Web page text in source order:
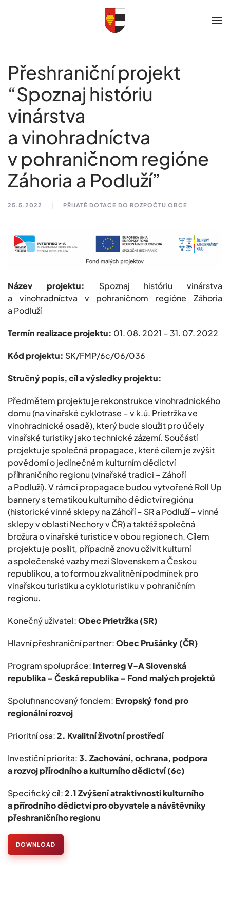
Přeshraniční projekt
“Spoznaj históriu
vinárstva
a vinohradníctva
v pohraničnom regióne
Záhoria a Podluží”
25.5.2022 PŘIJATÉ DOTACE DO ROZPOČTU OBCE
Název projektu: Spoznaj históriu vinárstva
a vinohradníctva v pohraničnom regióne Záhoria
a Podluží
Termín realizace projektu: 01. 08. 2021 – 31. 07. 2022
Kód projektu: SK/FMP/6c/06/036
Stručný popis, cíl a výsledky projektu:
Předmětem projektu je rekonstrukce vinohradnického
domu (na vinařské cyklotrase – v k.ú. Prietržka ve
vinohradnické osadě), který bude sloužit pro účely
vinařské turistiky jako technické zázemí. Součástí
projektu je společná propagace, které cílem je zvýšit
povědomí o jedinečném kulturním dědictví
příhraničního regionu (vinařské tradici – Záhoří
a Podluží). V rámci propagace budou vytvořené Roll Up
bannery s tematikou kulturního dědictví regiónu
(historické vinné sklepy na Záhoří – SR a Podluží – vinné
sklepy v oblasti Nechory v ČR) a taktéž společná
brožura o vinařské turistice v obou regionech. Cílem
projektu je posílit, případně znovu oživit kulturní
a společenské vazby mezi Slovenskem a Českou
republikou, a to formou zkvalitnění podmínek pro
vinařskou turistiku a cykloturistiku v pohraničním
regionu.
Konečný uživatel:Obec Prietržka (SR)
Hlavní přeshraniční partner:Obec Prušánky (ČR)
Program spolupráce: Interreg V-A Slovenská
republika – Česká republika – Fond malých projektů
Spolufinancovaný fondem: Evropský fond pro
regionální rozvoj
Prioritní osa:2. Kvalitní životní prostředí
Investiční priorita:3. Zachování, ochrana, podpora
a rozvoj přírodního a kulturního dědictví (6c)
Specifický cíl:2.1 Zvýšení atraktivnosti kulturního
a přírodního dědictví pro obyvatele a návštěvníky
přeshraničního regionu
DOWNLOAD